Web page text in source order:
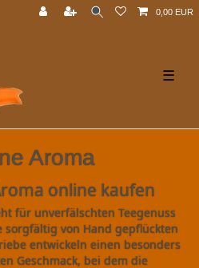
0,00 EUR
☰
Aroma
online kaufen
für unverfälschten Teegenuss
sorgfältig von Hand gepflückten
entwickeln einen besonders
Geschmack, bei dem die